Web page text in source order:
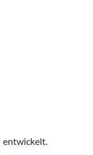
entwickelt.